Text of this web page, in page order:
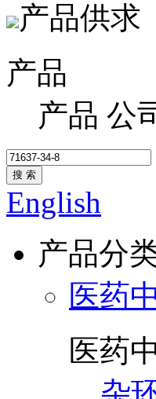
产品供求
产品
产品 公
搜 索
English
产品分
医药
医药